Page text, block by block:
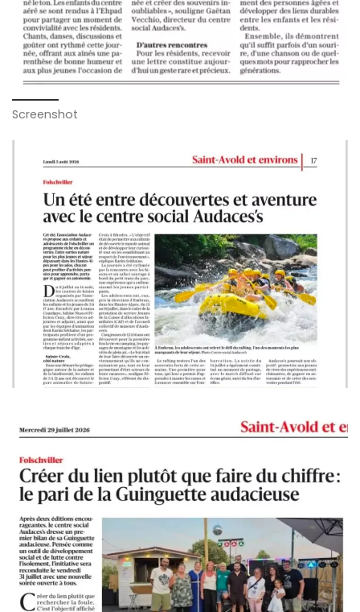
Screenshot